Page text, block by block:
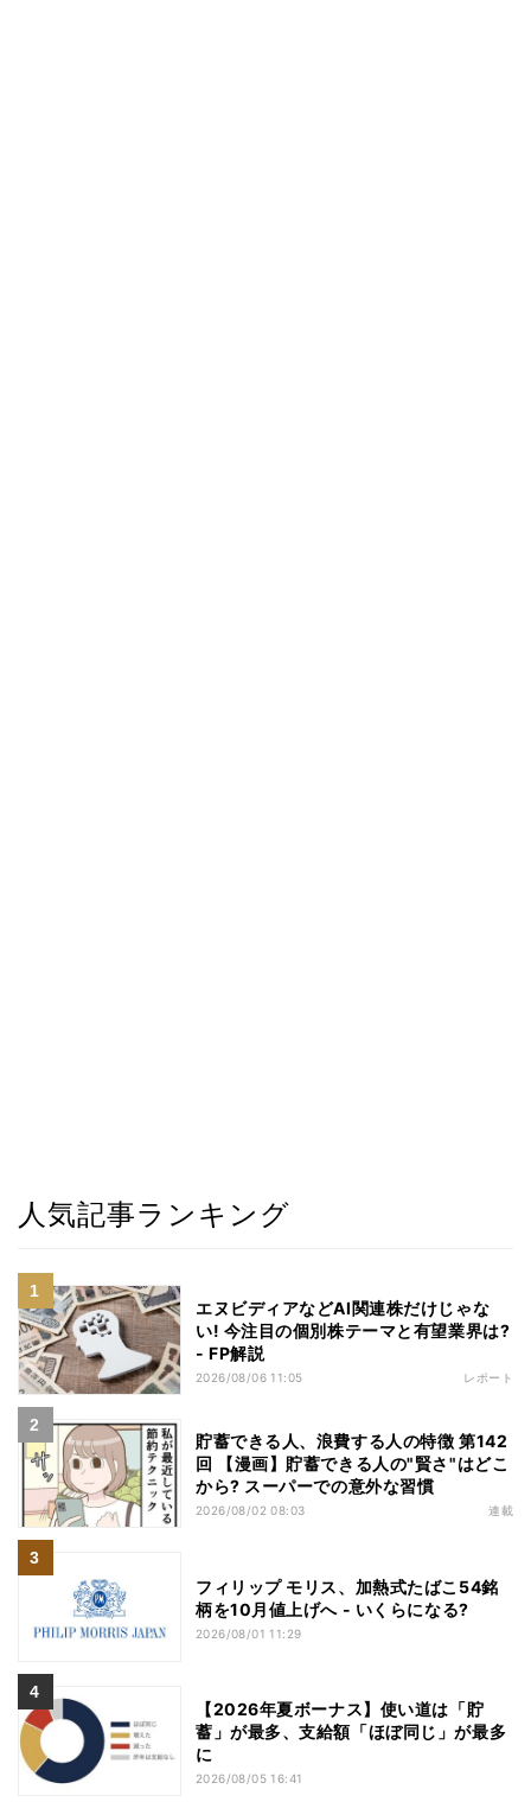
人気記事ランキング
エヌビディアなどAI関連株だけじゃな
い! 今注目の個別株テーマと有望業界は?
- FP解説
2026/08/06 11:05 レポート
貯蓄できる人、浪費する人の特徴 第142
回 【漫画】貯蓄できる人の"賢さ"はどこ
から? スーパーでの意外な習慣
2026/08/02 08:03 連載
フィリップ モリス、加熱式たばこ54銘
柄を10月値上げへ - いくらになる?
2026/08/01 11:29
【2026年夏ボーナス】使い道は「貯
蓄」が最多、支給額「ほぼ同じ」が最多
に
2026/08/05 16:41